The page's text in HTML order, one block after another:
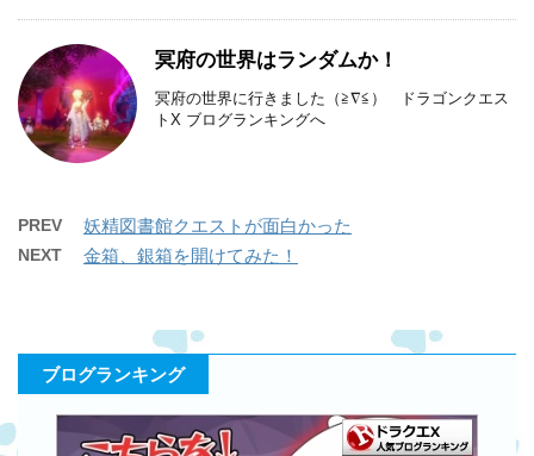
冥府の世界はランダムか！
冥府の世界に行きました（≧∇≦） ドラゴンクエス
トX ブログランキングへ
PREV 妖精図書館クエストが面白かった
NEXT 金箱、銀箱を開けてみた！
ブログランキング